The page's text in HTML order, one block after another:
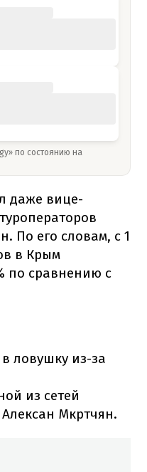
по состоянию на
даже вице-
По его словам, с 1
в Крым
по сравнению с
ловушку из-за
из сетей
Алексан Мкртчян.